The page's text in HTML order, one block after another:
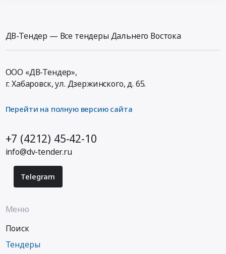
ДВ-Тендер — Все тендеры Дальнего Востока
ООО «ДВ-Тендер»,
г. Хабаровск,ул. Дзержинского, д. 65.
Перейти на полную версию сайта
+7 (4212) 45-42-10
info@dv-tender.ru
Telegram
Меню
Поиск
Тендеры